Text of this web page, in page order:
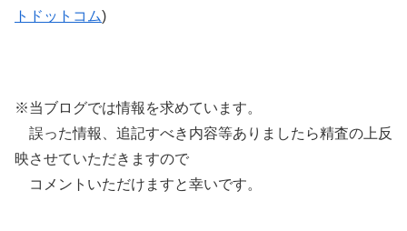
トドットコム)
※当ブログでは情報を求めています。
誤った情報、追記すべき内容等ありましたら精査の上反
映させていただきますので
コメントいただけますと幸いです。